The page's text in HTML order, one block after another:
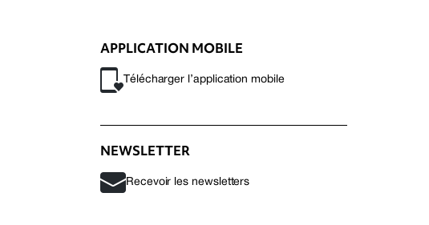
APPLICATION MOBILE
Télécharger l’application mobile
NEWSLETTER
Recevoir les newsletters